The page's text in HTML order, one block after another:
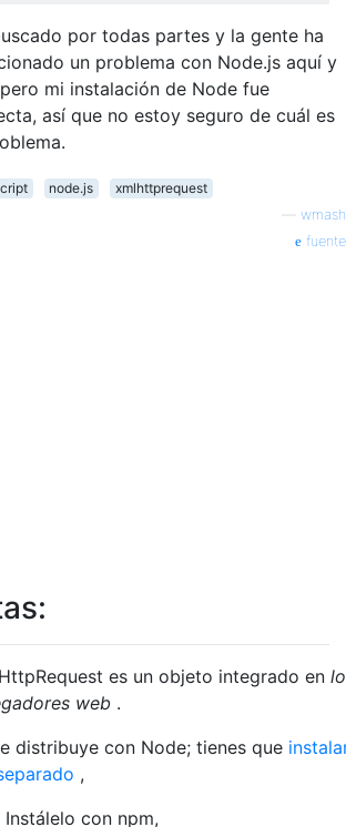
por todas partes y la gente ha
un problema con Node.js aquí y
mi instalación de Node fue
así que no estoy seguro de cuál es
node.js
xmlhttprequest
wmash
fuente
es un objeto integrado en
web .
distribuye con Node; tienes que
,
Instálelo con npm,